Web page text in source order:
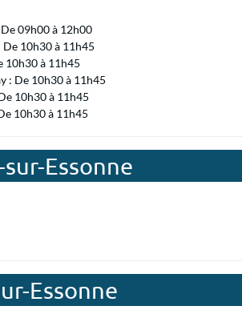
09h00 à 12h00
De 10h30 à 11h45
10h30 à 11h45
: De 10h30 à 11h45
10h30 à 11h45
10h30 à 11h45
Essonne
Essonne